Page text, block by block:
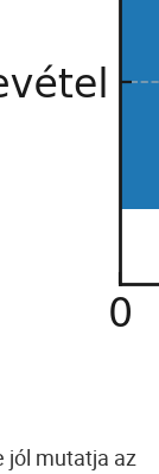
jól mutatja az